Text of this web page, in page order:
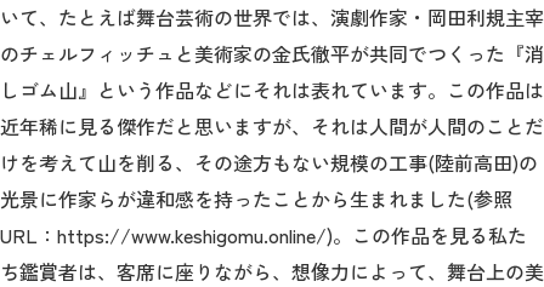
いて、たとえば舞台芸術の世界では、演劇作家・岡田利規主宰
のチェルフィッチュと美術家の金氏徹平が共同でつくった『消
しゴム山』という作品などにそれは表れています。この作品は
近年稀に見る傑作だと思いますが、それは人間が人間のことだ
けを考えて山を削る、その途方もない規模の工事(陸前高田)の
光景に作家らが違和感を持ったことから生まれました(参照
URL：https://www.keshigomu.online/)。この作品を見る私た
ち鑑賞者は、客席に座りながら、想像力によって、舞台上の美